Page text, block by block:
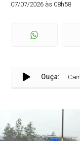
07/07/2026 às 08h58
Ouça: